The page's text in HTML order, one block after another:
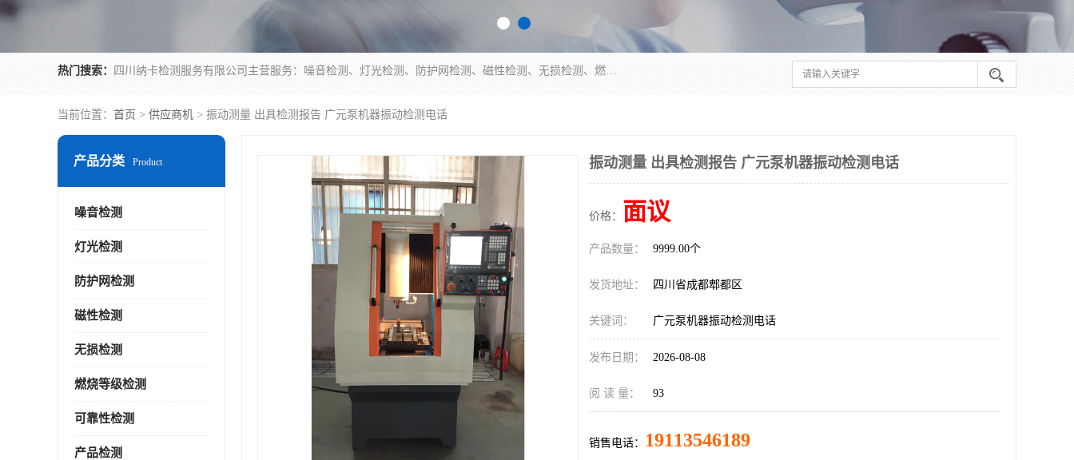
热门搜索： 四川纳卡检测服务有限公司主营服务：噪音检测、灯光检测、防护网检测、磁性检测、无损检测、燃烧等级检测；本着严谨、规范的态度严格执行国家现行标准、规范及规程，奉行“科学公正、准确、持续改进、诚信服务”的企业价值和“科学、信誉、服务”的企业宗旨，竭诚为广大客户服务。
当前位置： 首页 > 供应商机 > 振动测量 出具检测报告 广元泵机器振动检测电话
产品分类 Product
噪音检测
灯光检测
防护网检测
磁性检测
无损检测
燃烧等级检测
可靠性检测
产品检测
振动测量 出具检测报告 广元泵机器振动检测电话
价格： 面议
产品数量： 9999.00个
发货地址： 四川省成都郫都区
关键词： 广元泵机器振动检测电话
发布日期： 2026-08-08
阅 读 量： 93
销售电话： 19113546189